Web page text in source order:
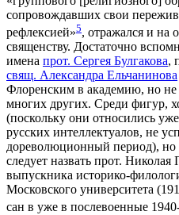
сопровождавших свои
рефлексией»5, отражался и на
священству. Достаточно
имена прот. Сергея Булгакова,
свящ. Александра Ельчанинова
Флоренским в академию, но
многих других. Среди фигур,
(поскольку они относились
русских интеллектуалов, не
дореволюционный период),
следует назвать прот.
выпускника историко-
Московского университета
сан в уже в послевоенные 1940-